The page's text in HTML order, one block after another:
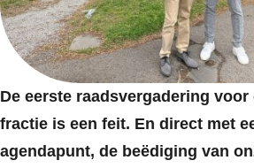
De eerste raadsvergadering voor
fractie is een feit. En direct met
agendapunt, de beëdiging van